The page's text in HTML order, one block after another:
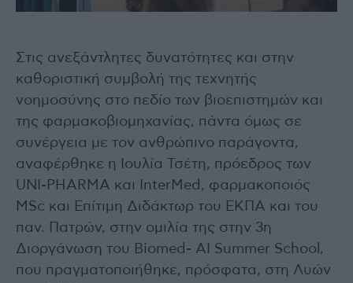
Στις ανεξάντλητες δυνατότητες και στην
καθοριστική συμβολή της τεχνητής
νοημοσύνης στο πεδίο των βιοεπιστημών και
της φαρμακοβιομηχανίας, πάντα όμως σε
συνέργεια με τον ανθρώπινο παράγοντα,
αναφέρθηκε η Ιουλία Τσέτη, πρόεδρος των
UNI-PHARMA και InterMed, φαρμακοποιός
MSc και Επίτιμη Διδάκτωρ του ΕΚΠΑ και του
παν. Πατρών, στην ομιλία της στην 3η
Διοργάνωση του Biomed- AI Summer School,
που πραγματοποιήθηκε, πρόσφατα, στη Λυών